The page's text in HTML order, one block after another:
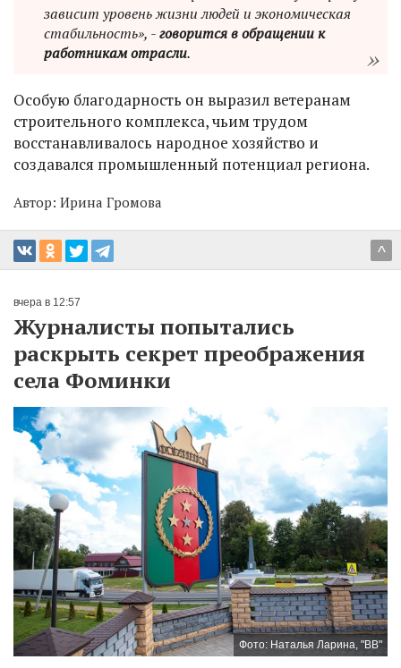
зависит уровень жизни людей и экономическая
стабильность», -говорится в обращении к
работникам отрасли.
Особую благодарность он выразил ветеранам
строительного комплекса, чьим трудом
восстанавливалось народное хозяйство и
создавался промышленный потенциал региона.
Автор: Ирина Громова
^
вчера в 12:57
Журналисты попытались
раскрыть секрет преображения
села Фоминки
Фото: Наталья Ларина, "ВВ"